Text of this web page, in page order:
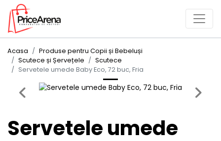
Acasa
Produse pentru Copii și Bebeluși
Scutece și Șervețele
Scutece
Servetele umede Baby Eco, 72 buc, Fria
Previous Next
Servetele umede